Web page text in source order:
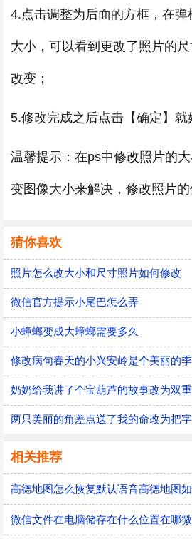
4.点击调整为后面的方框，在
大小，可以看到更改了照片的
改变；
5.修改完成之后点击【确定】就
温馨提示：在ps中修改照片的
变图像大小来解决，修改照片的
猜你喜欢
照片怎么改大小和尺寸照片如何修改
微信官方提示小尾巴怎么弄
小蟑螂变成大蟑螂需要多久
修改病句春天的小兴安岭是个美丽的
奶奶给我讲了个宝葫芦的故事改为双
两只美丽的角差点送了我的命改为把
相关推荐
高德地图怎么恢复默认语音高德地图